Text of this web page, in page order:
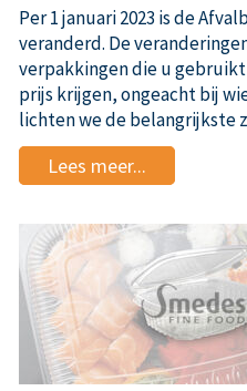
Per 1 januari 2023 is de
veranderd. De
verpakkingen die u
prijs krijgen, ongeacht bij
lichten we de belangrijkste
Lees meer...